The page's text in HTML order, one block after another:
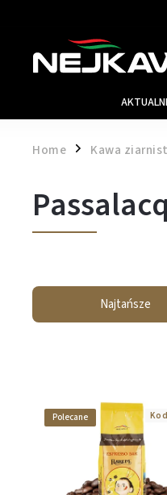
Home / Kawa
Najtańsze
Polecane